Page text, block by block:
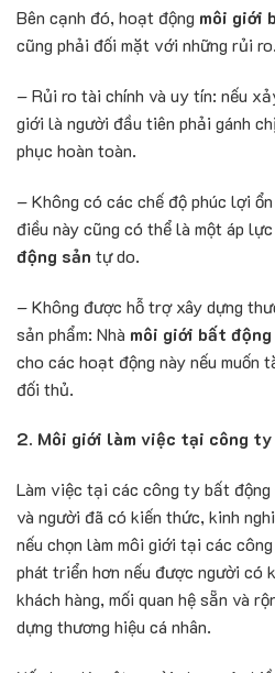
Bên cạnh đó, hoạt động môi giới
cũng phải đối mặt với những rủi ro.
– Rủi ro tài chính và uy tín: nếu
giới là người đầu tiên phải gánh
phục hoàn toàn.
– Không có các chế độ phúc lợi
điều này cũng có thể là một áp
động sản tự do.
– Không được hỗ trợ xây dựng
sản phẩm: Nhà môi giới bất động
cho các hoạt động này nếu muốn
đối thủ.
2. Môi giới làm việc tại công
Làm việc tại các công ty bất
và người đã có kiến thức, kinh
nếu chọn làm môi giới tại các
phát triển hơn nếu được người có
khách hàng, mối quan hệ sẵn và
dựng thương hiệu cá nhân.